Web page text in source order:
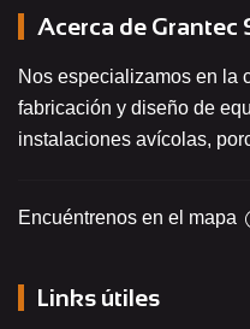
Acerca de Grantec
Nos especializamos en la
fabricación y diseño de
instalaciones avícolas,
Encuéntrenos en el mapa
Links útiles